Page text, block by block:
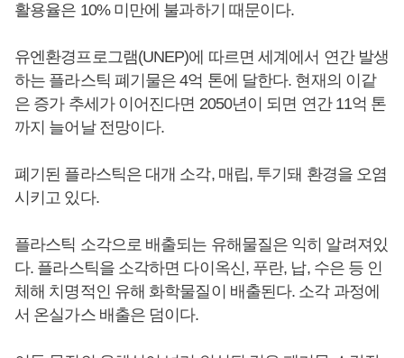
활용율은 10% 미만에 불과하기 때문이다.
유엔환경프로그램(UNEP)에 따르면 세계에서 연간 발생
하는 플라스틱 폐기물은 4억 톤에 달한다. 현재의 이같
은 증가 추세가 이어진다면 2050년이 되면 연간 11억 톤
까지 늘어날 전망이다.
폐기된 플라스틱은 대개 소각, 매립, 투기돼 환경을 오염
시키고 있다.
플라스틱 소각으로 배출되는 유해물질은 익히 알려져있
다. 플라스틱을 소각하면 다이옥신, 푸란, 납, 수은 등 인
체해 치명적인 유해 화학물질이 배출된다. 소각 과정에
서 온실가스 배출은 덤이다.